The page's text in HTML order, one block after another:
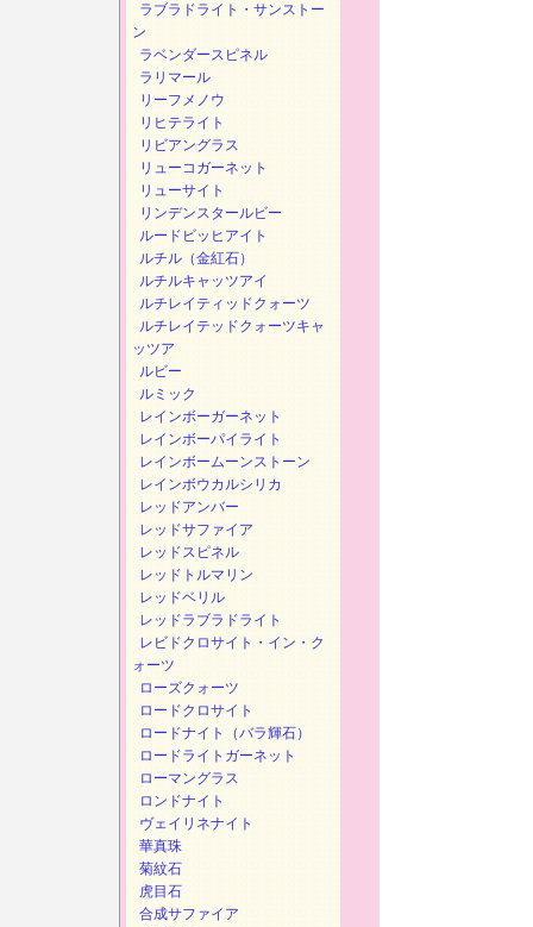
ラブラドライト・サンストー
ン
ラベンダースピネル
ラリマール
リーフメノウ
リヒテライト
リビアングラス
リューコガーネット
リューサイト
リンデンスタールビー
ルードビッヒアイト
ルチル（金紅石）
ルチルキャッツアイ
ルチレイティッドクォーツ
ルチレイテッドクォーツキャ
ッツア
ルビー
ルミック
レインボーガーネット
レインボーパイライト
レインボームーンストーン
レインボウカルシリカ
レッドアンバー
レッドサファイア
レッドスピネル
レッドトルマリン
レッドベリル
レッドラブラドライト
レビドクロサイト・イン・ク
ォーツ
ローズクォーツ
ロードクロサイト
ロードナイト（バラ輝石）
ロードライトガーネット
ローマングラス
ロンドナイト
ヴェイリネナイト
華真珠
菊紋石
虎目石
合成サファイア